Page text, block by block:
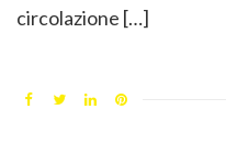
circolazione […]